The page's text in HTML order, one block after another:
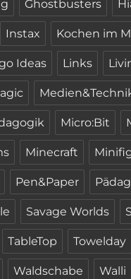
Ghostbusters
Instax Kochen im
Ideas Links
Micro:Bit
Minecraft
Pen&Paper
Savage Worlds
TableTop Towelday
Waldschabe Walli